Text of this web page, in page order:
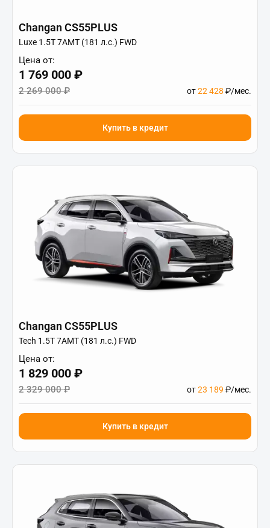
Changan CS55PLUS
Luxe 1.5T 7AMT (181 л.с.) FWD
Цена от:
1 769 000 ₽
2 269 000 ₽ от22 428 ₽/мес.
Купить в кредит
Changan CS55PLUS
Tech 1.5T 7AMT (181 л.с.) FWD
Цена от:
1 829 000 ₽
2 329 000 ₽ от23 189 ₽/мес.
Купить в кредит